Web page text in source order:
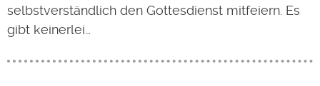
selbstverständlich den Gottesdienst mitfeiern. Es
gibt keinerlei…